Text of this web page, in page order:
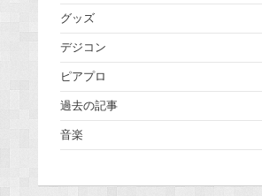
グッズ
デジコン
ピアプロ
過去の記事
音楽